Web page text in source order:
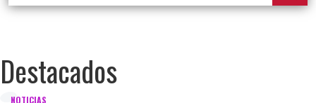
Destacados
NOTICIAS